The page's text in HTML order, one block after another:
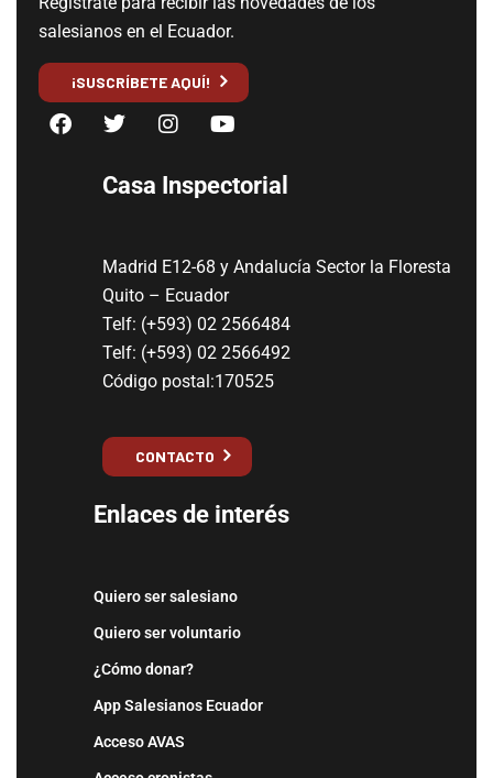
salesianos en el Ecuador.
¡SUSCRÍBETE AQUÍ!
Casa Inspectorial
Madrid E12-68 y Andalucía Sector la Floresta
Quito – Ecuador
Telf: (+593) 02 2566484
Telf: (+593) 02 2566492
Código postal:170525
CONTACTO
Enlaces de interés
Quiero ser salesiano
Quiero ser voluntario
¿Cómo donar?
App Salesianos Ecuador
Acceso AVAS